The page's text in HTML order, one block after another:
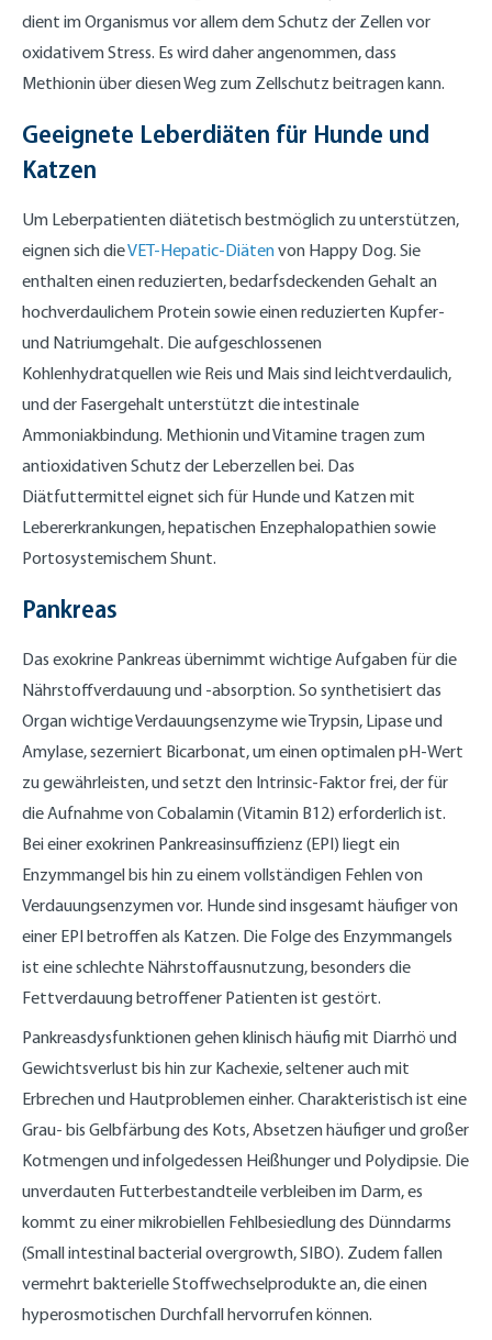
dient im Organismus vor allem dem Schutz der Zellen vor
oxidativem Stress. Es wird daher angenommen, dass
Methionin über diesen Weg zum Zellschutz beitragen kann.
Geeignete Leberdiäten für Hunde und
Katzen
Um Leberpatienten diätetisch bestmöglich zu unterstützen,
eignen sich dieVET-Hepatic-Diätenvon Happy Dog. Sie
enthalten einen reduzierten, bedarfsdeckenden Gehalt an
hochverdaulichem Protein sowie einen reduzierten Kupfer-
und Natriumgehalt. Die aufgeschlossenen
Kohlenhydratquellen wie Reis und Mais sind leichtverdaulich,
und der Fasergehalt unterstützt die intestinale
Ammoniakbindung. Methionin und Vitamine tragen zum
antioxidativen Schutz der Leberzellen bei. Das
Diätfuttermittel eignet sich für Hunde und Katzen mit
Lebererkrankungen, hepatischen Enzephalopathien sowie
Portosystemischem Shunt.
Pankreas
Das exokrine Pankreas übernimmt wichtige Aufgaben für die
Nährstoffverdauung und -absorption. So synthetisiert das
Organ wichtige Verdauungsenzyme wie Trypsin, Lipase und
Amylase, sezerniert Bicarbonat, um einen optimalen pH-Wert
zu gewährleisten, und setzt den Intrinsic-Faktor frei, der für
die Aufnahme von Cobalamin (Vitamin B12) erforderlich ist.
Bei einer exokrinen Pankreasinsuffizienz (EPI) liegt ein
Enzymmangel bis hin zu einem vollständigen Fehlen von
Verdauungsenzymen vor. Hunde sind insgesamt häufiger von
einer EPI betroffen als Katzen. Die Folge des Enzymmangels
ist eine schlechte Nährstoffausnutzung, besonders die
Fettverdauung betroffener Patienten ist gestört.
Pankreasdysfunktionen gehen klinisch häufig mit Diarrhö und
Gewichtsverlust bis hin zur Kachexie, seltener auch mit
Erbrechen und Hautproblemen einher. Charakteristisch ist eine
Grau- bis Gelbfärbung des Kots, Absetzen häufiger und großer
Kotmengen und infolgedessen Heißhunger und Polydipsie. Die
unverdauten Futterbestandteile verbleiben im Darm, es
kommt zu einer mikrobiellen Fehlbesiedlung des Dünndarms
(Small intestinal bacterial overgrowth, SIBO). Zudem fallen
vermehrt bakterielle Stoffwechselprodukte an, die einen
hyperosmotischen Durchfall hervorrufen können.